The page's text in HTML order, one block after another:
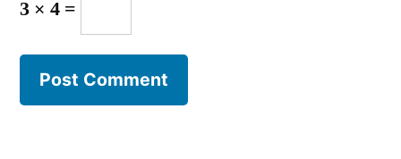
3 × 4 =